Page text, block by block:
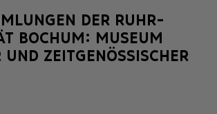
DER RUHR-
BOCHUM: MUSEUM
UND ZEITGENÖSSISCHER